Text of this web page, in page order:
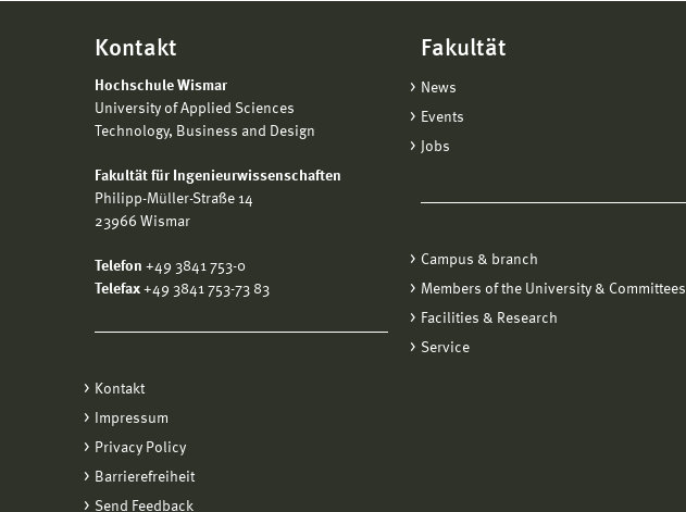
Kontakt
Hochschule Wismar
University of Applied Sciences
Technology, Business and Design
Fakultät für Ingenieurwissenschaften
Philipp-Müller-Straße 14
23966 Wismar
Telefon +49 3841 753-0
Telefax +49 3841 753-73 83
Kontakt
Impressum
Privacy Policy
Barrierefreiheit
Send Feedback
Fakultät
News
Events
Jobs
Campus & branch
Members of the University & Committees
Facilities & Research
Service